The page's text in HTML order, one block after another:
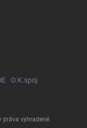
O.K.spoj
práva vyhradené.